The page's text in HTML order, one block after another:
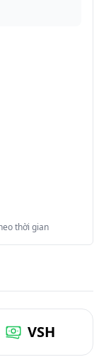
thời gian
VSH